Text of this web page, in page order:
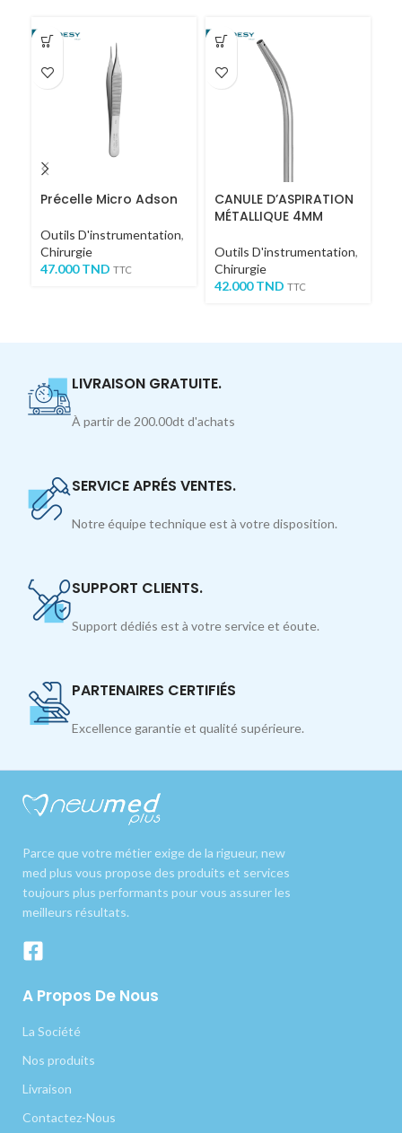
Précelle Micro Adson
Outils D'instrumentation,
Chirurgie
47.000TND TTC
CANULE D’ASPIRATION
MÉTALLIQUE 4MM
Outils D'instrumentation,
Chirurgie
42.000TND TTC
LIVRAISON GRATUITE.
À partir de 200.00dt d'achats
SERVICE APRÉS VENTES.
Notre équipe technique est à votre disposition.
SUPPORT CLIENTS.
Support dédiés est à votre service et éoute.
PARTENAIRES CERTIFIÉS
Excellence garantie et qualité supérieure.
Parce que votre métier exige de la rigueur, new
med plus vous propose des produits et services
toujours plus performants pour vous assurer les
meilleurs résultats.
A Propos De Nous
La Société
Nos produits
Livraison
Contactez-Nous